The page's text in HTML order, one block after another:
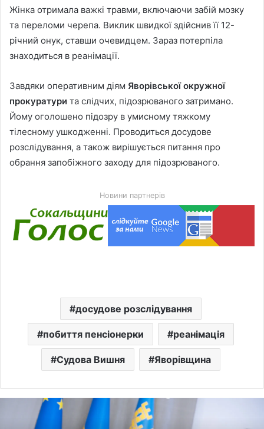
Жінка отримала важкі травми, включаючи забій мозку
та переломи черепа. Виклик швидкої здійснив її 12-
річний онук, ставши очевидцем. Зараз потерпіла
знаходиться в реанімації.
Завдяки оперативним діям Яворівської окружної
прокуратури та слідчих, підозрюваного затримано.
Йому оголошено підозру в умисному тяжкому
тілесному ушкодженні. Проводиться досудове
розслідування, а також вирішується питання про
обрання запобіжного заходу для підозрюваного.
Новини партнерів
досудове розслідування
побиття пенсіонерки реанімація
Судова Вишня Яворівщина